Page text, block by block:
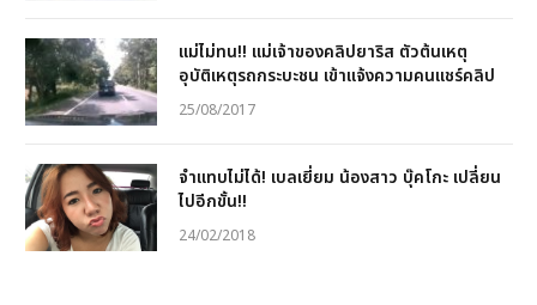
แม่ไม่ทน!! แม่เจ้าของคลิปยาริส ตัวต้นเหตุ
อุบัติเหตุรถกระบะชน เข้าแจ้งความคนแชร์คลิป
25/08/2017
จำแทบไม่ได้! เบลเยี่ยม น้องสาว บุ๊คโกะ เปลี่ยน
ไปอีกขั้น!!
24/02/2018